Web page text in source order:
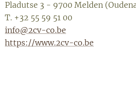
Pladutse 3 - 9700 Melden
T. +32 55 59 51 00
info@2cv-co.be
https://www.2cv-co.be